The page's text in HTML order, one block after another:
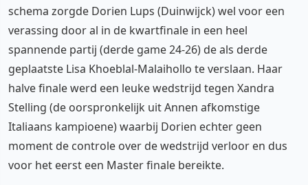
schema zorgde Dorien Lups (Duinwijck) wel voor een
verassing door al in de kwartfinale in een heel
spannende partij (derde game 24-26) de als derde
geplaatste Lisa Khoeblal-Malaihollo te verslaan. Haar
halve finale werd een leuke wedstrijd tegen Xandra
Stelling (de oorspronkelijk uit Annen afkomstige
Italiaans kampioene) waarbij Dorien echter geen
moment de controle over de wedstrijd verloor en dus
voor het eerst een Master finale bereikte.